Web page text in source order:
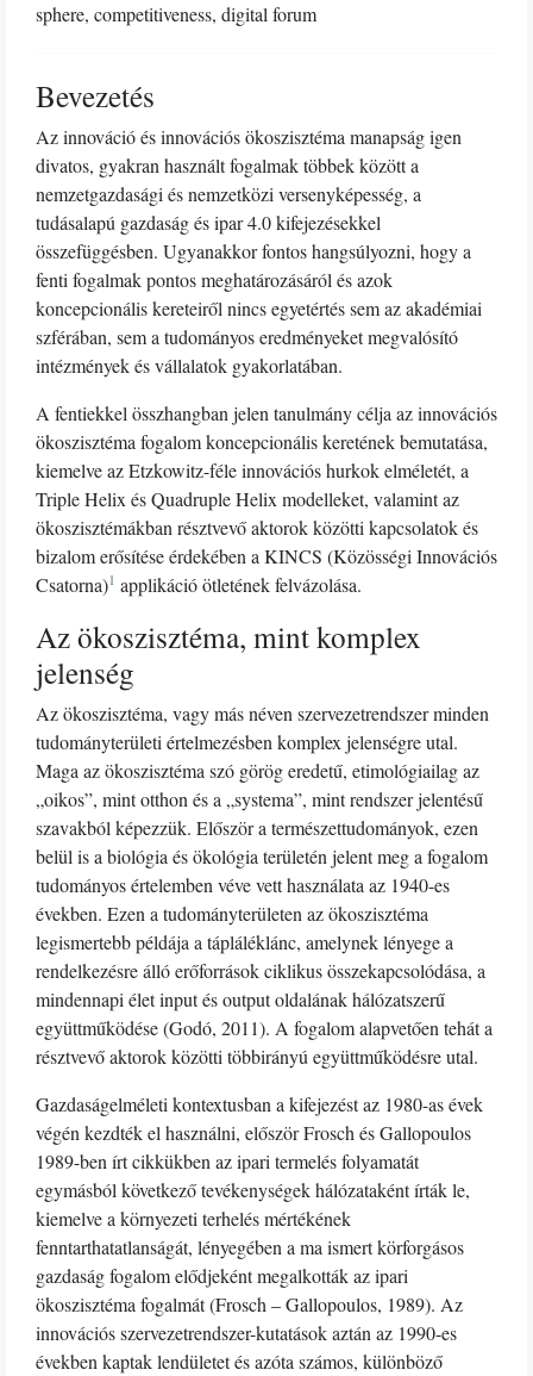
sphere, competitiveness, digital forum
Bevezetés
Az innováció és innovációs ökoszisztéma manapság igen
divatos, gyakran használt fogalmak többek között a
nemzetgazdasági és nemzetközi versenyképesség, a
tudásalapú gazdaság és ipar 4.0 kifejezésekkel
összefüggésben. Ugyanakkor fontos hangsúlyozni, hogy a
fenti fogalmak pontos meghatározásáról és azok
koncepcionális kereteiről nincs egyetértés sem az akadémiai
szférában, sem a tudományos eredményeket megvalósító
intézmények és vállalatok gyakorlatában.
A fentiekkel összhangban jelen tanulmány célja az innovációs
ökoszisztéma fogalom koncepcionális keretének bemutatása,
kiemelve az Etzkowitz-féle innovációs hurkok elméletét, a
Triple Helix és Quadruple Helix modelleket, valamint az
ökoszisztémákban résztvevő aktorok közötti kapcsolatok és
bizalom erősítése érdekében a KINCS (Közösségi Innovációs
Csatorna)1 applikáció ötletének felvázolása.
Az ökoszisztéma, mint komplex
jelenség
Az ökoszisztéma, vagy más néven szervezetrendszer minden
tudományterületi értelmezésben komplex jelenségre utal.
Maga az ökoszisztéma szó görög eredetű, etimológiailag az
„oikos”, mint otthon és a „systema”, mint rendszer jelentésű
szavakból képezzük. Először a természettudományok, ezen
belül is a biológia és ökológia területén jelent meg a fogalom
tudományos értelemben véve vett használata az 1940-es
években. Ezen a tudományterületen az ökoszisztéma
legismertebb példája a tápláléklánc, amelynek lényege a
rendelkezésre álló erőforrások ciklikus összekapcsolódása, a
mindennapi élet input és output oldalának hálózatszerű
együttműködése (Godó, 2011). A fogalom alapvetően tehát a
résztvevő aktorok közötti többirányú együttműködésre utal.
Gazdaságelméleti kontextusban a kifejezést az 1980-as évek
végén kezdték el használni, először Frosch és Gallopoulos
1989-ben írt cikkükben az ipari termelés folyamatát
egymásból következő tevékenységek hálózataként írták le,
kiemelve a környezeti terhelés mértékének
fenntarthatatlanságát, lényegében a ma ismert körforgásos
gazdaság fogalom elődjeként megalkották az ipari
ökoszisztéma fogalmát (Frosch – Gallopoulos, 1989). Az
innovációs szervezetrendszer-kutatások aztán az 1990-es
években kaptak lendületet és azóta számos, különböző